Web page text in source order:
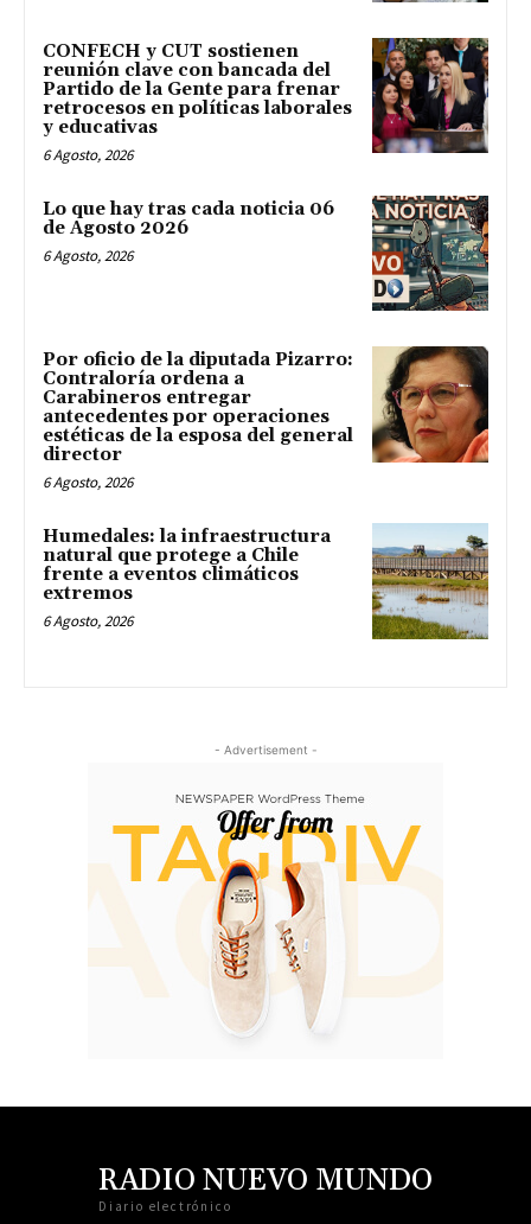
CONFECH y CUT sostienen
reunión clave con bancada del
Partido de la Gente para frenar
retrocesos en políticas laborales
y educativas
6 Agosto, 2026
Lo que hay tras cada noticia 06
de Agosto 2026
6 Agosto, 2026
Por oficio de la diputada Pizarro:
Contraloría ordena a
Carabineros entregar
antecedentes por operaciones
estéticas de la esposa del general
director
6 Agosto, 2026
Humedales: la infraestructura
natural que protege a Chile
frente a eventos climáticos
extremos
6 Agosto, 2026
- Advertisement -
RADIO NUEVO MUNDO
Diario electrónico